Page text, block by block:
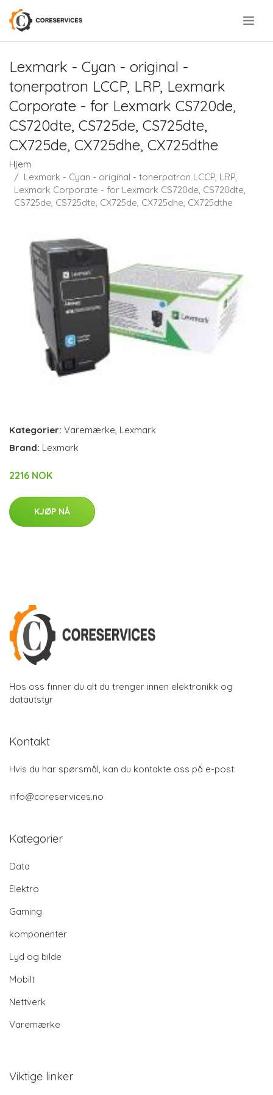
Lexmark - Cyan - original -
tonerpatron LCCP, LRP, Lexmark
Corporate - for Lexmark CS720de,
CS720dte, CS725de, CS725dte,
CX725de, CX725dhe, CX725dthe
Hjem
Lexmark - Cyan - original - tonerpatron LCCP, LRP,
Lexmark Corporate - for Lexmark CS720de, CS720dte,
CS725de, CS725dte, CX725de, CX725dhe, CX725dthe
Kategorier: Varemærke Lexmark
Brand: Lexmark
2216 NOK
KJØP NÅ
Hos oss finner du alt du trenger innen elektronikk og
datautstyr
Kontakt
Hvis du har spørsmål, kan du kontakte oss på e-post:
info@coreservices.no
Kategorier
Data
Elektro
Gaming
komponenter
Lyd og bilde
Mobilt
Nettverk
Varemærke
Viktige linker